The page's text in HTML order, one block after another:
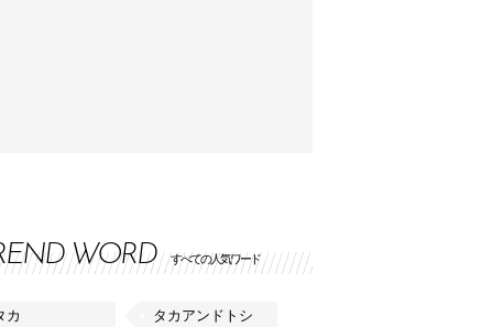
WORD すべての人気ワード
カ タカアンドトシ